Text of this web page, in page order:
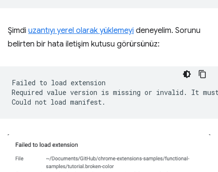
Şimdi uzantıyı yerel olarak yüklemeyi deneyelim. Sorunu
belirten bir hata iletişim kutusu görürsünüz:
Failed to load extension
Required value version is missing or invalid. It
Could not load